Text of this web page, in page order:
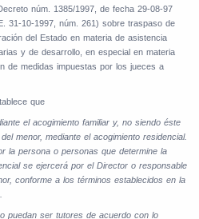
núm. 1385/1997, de fecha 29-08-97
31-10-1997, núm. 261) sobre traspaso de
del Estado en materia de asistencia
y de desarrollo, en especial en materia
de medidas impuestas por los jueces a
que
el acogimiento familiar y, no siendo éste
menor, mediante el acogimiento residencial.
la persona o personas que determine la
se ejercerá por el Director o responsable
conforme a los términos establecidos en la
puedan ser tutores de acuerdo con lo